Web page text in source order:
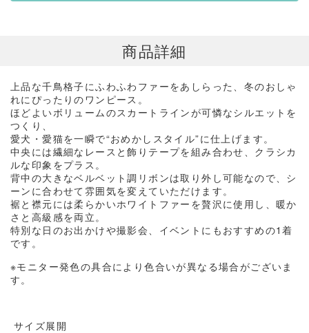
商品詳細
上品な千鳥格子にふわふわファーをあしらった、冬のおしゃ
れにぴったりのワンピース。
ほどよいボリュームのスカートラインが可憐なシルエットを
つくり、
愛犬・愛猫を一瞬で“おめかしスタイル”に仕上げます。
中央には繊細なレースと飾りテープを組み合わせ、クラシカ
ルな印象をプラス。
背中の大きなベルベット調リボンは取り外し可能なので、シ
ーンに合わせて雰囲気を変えていただけます。
裾と襟元には柔らかいホワイトファーを贅沢に使用し、暖か
さと高級感を両立。
特別な日のお出かけや撮影会、イベントにもおすすめの1着
です。
※モニター発色の具合により色合いが異なる場合がございま
す。
サイズ展開